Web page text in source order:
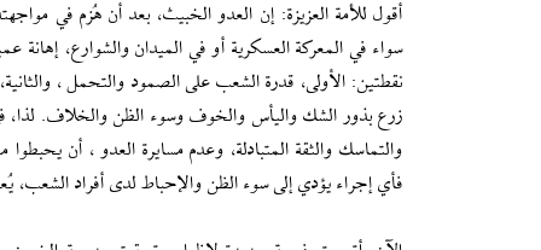
أقول للأمة العزيزة: إن العدو الخبيث، بعد أن هُزم في
سواء في المعركة العسكرية أو في الميدان والشوارع،
نقطتين: الأولى، قدرة الشعب على الصمود والتحمل ،
زرع بذور الشك واليأس والخوف وسوء الظن والخلاف. لذا،
والتماسك والثقة المتبادلة، وعدم مسايرة العدو ، أن
فأي إجراء يؤدي إلى سوء الظن والإحباط لدى أفراد الشعب،